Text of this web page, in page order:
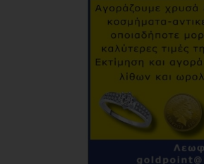
ΟΙΚΟΝΟΜΙΑ
ΑΘΛΗΤΙΣΜΟΣ
ΠΟΛΙΤΙΣΜΟΣ